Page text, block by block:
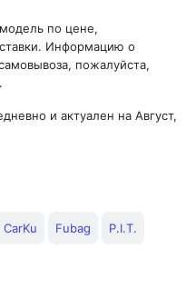
по цене,
Информацию о
пожалуйста,
и актуален на Август,
CarKu Fubag P.I.T.